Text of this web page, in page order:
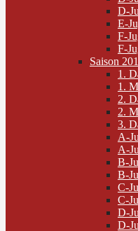
D-
E-
F-
F-
Saison
1.
1.
2.
2.
3.
A-
A-
B-
B-
C-
C-
D-
D-